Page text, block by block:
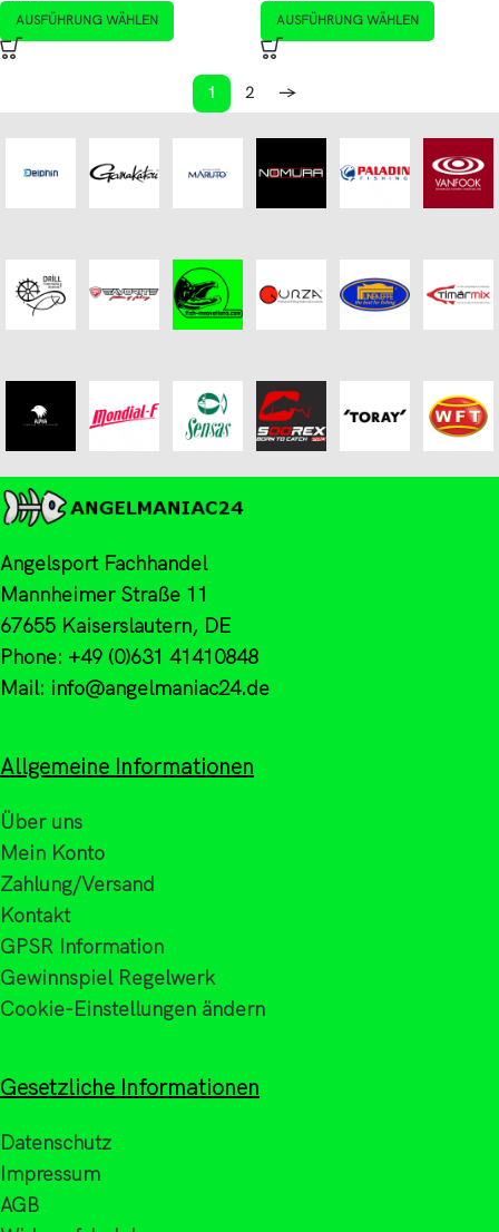
AUSFÜHRUNG WÄHLEN
AUSFÜHRUNG WÄHLEN
1 2 →
Angelsport Fachhandel
Mannheimer Straße 11
67655 Kaiserslautern, DE
Phone: +49 (0)631 41410848
Mail: info@angelmaniac24.de
Allgemeine Informationen
Über uns
Mein Konto
Zahlung/Versand
Kontakt
GPSR Information
Gewinnspiel Regelwerk
Cookie-Einstellungen ändern
Gesetzliche Informationen
Datenschutz
Impressum
AGB